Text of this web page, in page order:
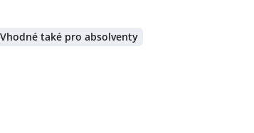
Vhodné také pro absolventy